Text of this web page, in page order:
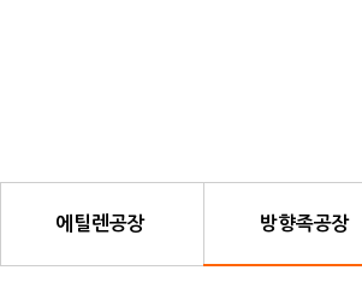
에틸렌공장 방향족공장